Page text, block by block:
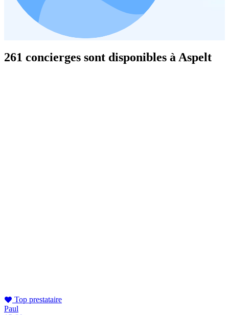
261 concierges sont disponibles à Aspelt
Top prestataire
Paul